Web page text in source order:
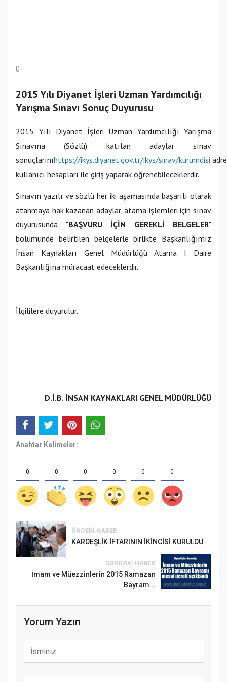
0
2015 Yılı Diyanet İşleri Uzman Yardımcılığı
Yarışma Sınavı Sonuç Duyurusu
2015 Yılı Diyanet İşleri Uzman Yardımcılığı Yarışma
Sınavına (Sözlü) katılan adaylar sınav
sonuçlarınıhttps://ikys.diyanet.gov.tr/ikys/sinav/kurumdisi
kullanıcı hesapları ile giriş yaparak öğrenebileceklerdir.
Sınavın yazılı ve sözlü her iki aşamasında başarılı olarak
atanmaya hak kazanan adaylar, atama işlemleri için sınav
duyurusunda "BAŞVURU İÇİN GEREKLİ BELGELER"
bölümünde belirtilen belgelerle birlikte Başkanlığımız
İnsan Kaynakları Genel Müdürlüğü Atama I Daire
Başkanlığına müracaat edeceklerdir.
İlgililere duyurulur.
D.İ.B. İNSAN KAYNAKLARI GENEL MÜDÜRLÜĞÜ
Anahtar Kelimeler:
0 0 0 0 0 0
ÖNCEKI HABER
KARDEŞLİK İFTARININ İKİNCİSİ KURULDU
SONRAKI HABER
İmam ve Müezzinlerin 2015 Ramazan
Bayram...
Yorum Yazın
Samsun Atakum’da Ayasofya Camii
Etkinliği